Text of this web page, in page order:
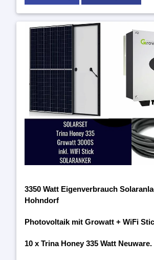
3350 Watt Eigenverbrauch
Hohndorf
Photovoltaik mit Growatt + WiFi
10 x Trina Honey 335 Watt Neuware.